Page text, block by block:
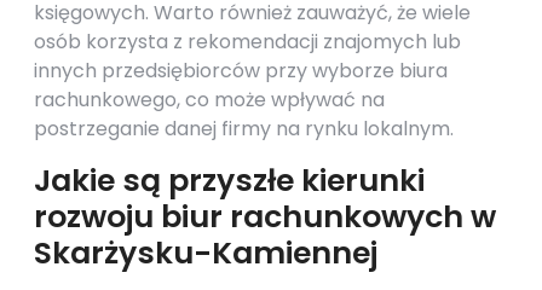
księgowych. Warto również zauważyć, że wiele
osób korzysta z rekomendacji znajomych lub
innych przedsiębiorców przy wyborze biura
rachunkowego, co może wpływać na
postrzeganie danej firmy na rynku lokalnym.
Jakie są przyszłe kierunki
rozwoju biur rachunkowych w
Skarżysku-Kamiennej